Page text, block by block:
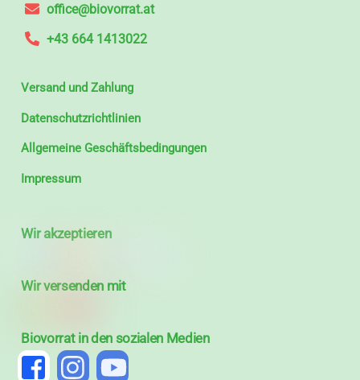
office@biovorrat.at
+43 664 1413022
Versand und Zahlung
Datenschutzrichtlinien
Allgemeine Geschäftsbedingungen
Impressum
Wir akzeptieren
Wir versenden mit
Biovorrat in den sozialen Medien